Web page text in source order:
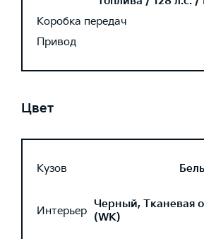
Коробка передач
Привод
Цвет
Кузов
Интерьер Черный, Тканевая
(WK)